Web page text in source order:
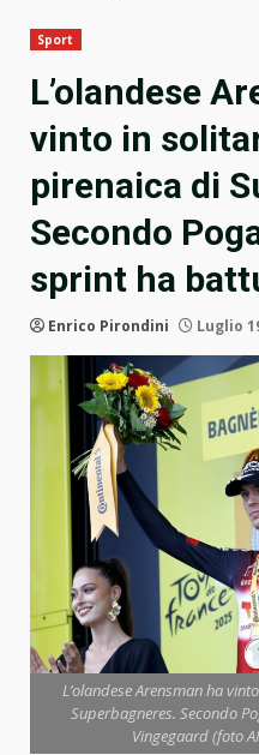
Sport
L’olandese
vinto in
pirenaica di
Secondo
sprint ha
Enrico Pirondini Luglio
L’olandese Arensman ha
Superbagneres. Secondo
Vingegaard (foto